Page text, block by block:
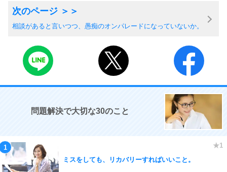
相談があると言いつつ、愚痴のオンパレードになっていないか。
問題解決で大切な30のこと
ミスをしても、リカバリーすればいいこと。